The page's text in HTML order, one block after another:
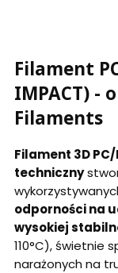
Filament
IMPACT) -
Filaments
Filament 3D PC/
techniczny
odporności na
wysokiej
110°C), świetnie
narażonych na